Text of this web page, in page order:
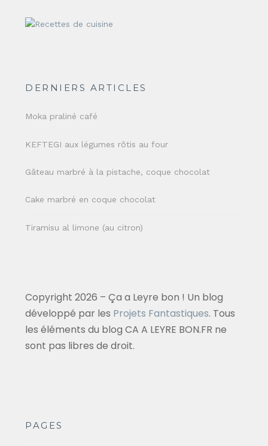
DERNIERS ARTICLES
Moka praliné café
KEFTEGI aux légumes rôtis au four
Gâteau marbré à la pistache, coque chocolat
Cake marbré en coque chocolat
Tiramisu al limone (au citron)
Copyright 2026 – Ça a Leyre bon ! Un blog
développé par les Projets Fantastiques. Tous
les éléments du blog CA A LEYRE BON.FR ne
sont pas libres de droit.
PAGES